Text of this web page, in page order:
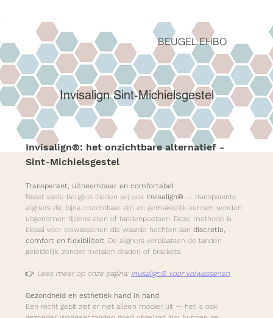
BEUGEL EHBO
Invisalign Sint-Michielsgestel
Invisalign®: het onzichtbare alternatief -
Sint-Michielsgestel
Transparant, uitneembaar en comfortabel
Naast vaste beugels bieden wij ook Invisalign® — transparante
aligners die bijna onzichtbaar zijn en gemakkelijk kunnen worden
uitgenomen tijdens eten of tandenpoetsen. Deze methode is
ideaal voor volwassenen die waarde hechten aan discretie,
comfort en flexibiliteit. De aligners verplaatsen de tanden
geleidelijk, zonder metalen draden of brackets.
👉 Lees meer op onze pagina: Invisalign® voor volwassenen
Gezondheid en esthetiek hand in hand
Een recht gebit ziet er niet alleen mooier uit — het is ook